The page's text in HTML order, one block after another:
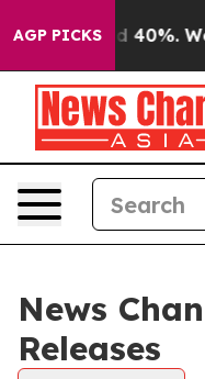
AGP PICKS
Around 40%. Well,
News
Releases